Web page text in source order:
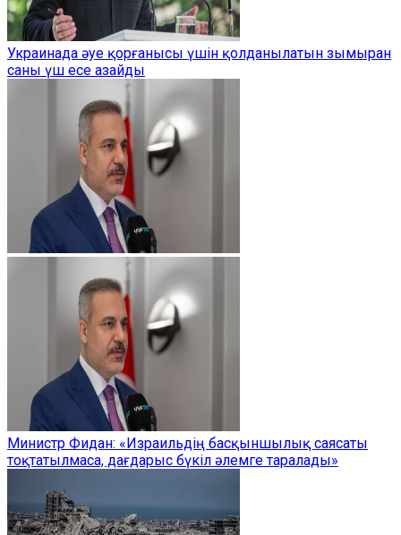
Украинада әуе қорғанысы үшін қолданылатын зымыран
саны үш есе азайды
Министр Фидан: «Израильдің басқыншылық саясаты
тоқтатылмаса, дағдарыс бүкіл әлемге таралады»